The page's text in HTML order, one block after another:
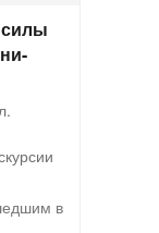
силы
в